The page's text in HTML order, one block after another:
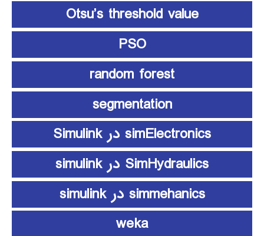
Otsu’s threshold value
PSO
random forest
segmentation
simElectronics در Simulink
SimHydraulics در simulink
simmehanics در simulink
weka